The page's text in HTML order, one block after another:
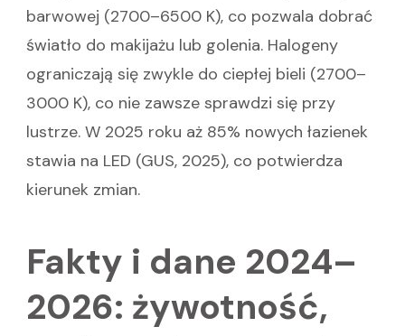
barwowej (2700–6500 K), co pozwala dobrać
światło do makijażu lub golenia. Halogeny
ograniczają się zwykle do ciepłej bieli (2700–
3000 K), co nie zawsze sprawdzi się przy
lustrze. W 2025 roku aż 85% nowych łazienek
stawia na LED (GUS, 2025), co potwierdza
kierunek zmian.
Fakty i dane 2024–
2026: żywotność,